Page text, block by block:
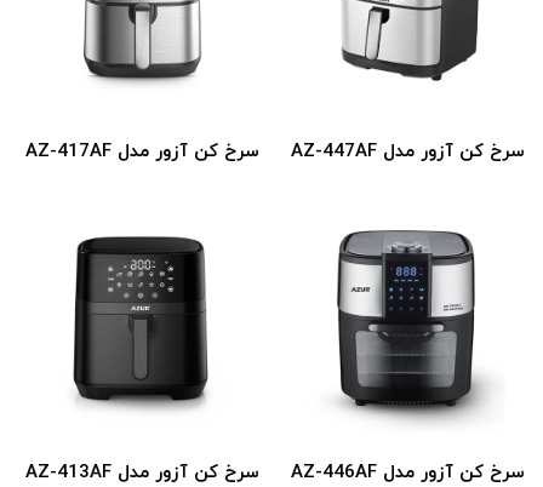
سرخ کن آزور مدل AZ-447AF سرخ کن آزور مدل AZ-417AF
سرخ کن آزور مدل AZ-446AF سرخ کن آزور مدل AZ-413AF